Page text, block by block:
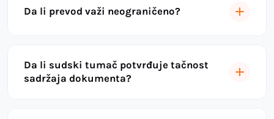
Da li prevod važi neograničeno?
Da li sudski tumač potvrđuje tačnost
sadržaja dokumenta?